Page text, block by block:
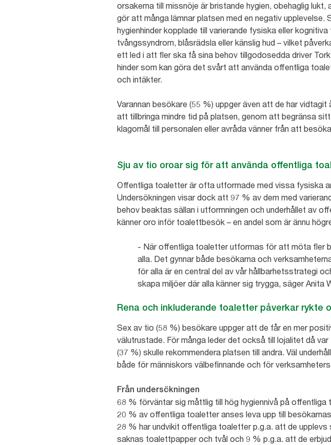
orsakerna till missnöje är bristande hygien, obehaglig
gör att många lämnar platsen med en negativ
hygienhinder kopplade till varierande fysiska eller
tvångssyndrom, blåsrädsla eller känslig hud – vilket
ett led i att fler ska få sina behov tillgodosedda driver
hinder som kan göra det svårt att använda offentliga
och intäkter.
Varannan besökare (55 %) uppger även att de har
att tillbringa mindre tid på platsen, genom att begränsa
klagomål till personalen eller avråda vänner från att
Sju av tio oroar sig för att använda offentliga
Offentliga toaletter är ofta utformade med vissa fysiska
Undersökningen visar dock att 97 % av dem med
behov beaktas sällan i utformningen och underhållet av
känner oro inför toalettbesök – en andel som är ännu
- När offentliga toaletter utformas för att möta fler
alla. Det gynnar både besökarna och
för alla är en central del av vår hållbarhetsstrategi
skapa miljöer där alla känner sig trygga, säger
Rena och inkluderande toaletter påverkar rykte
Sex av tio (58 %) besökare uppger att de får en mer
välutrustade. För många leder det också till lojalitet då
(37 %) skulle rekommendera platsen till andra. Väl
både för människors välbefinnande och för
Från undersökningen
68 % förväntar sig måttlig till hög hygiennivå på offentliga
20 % av offentliga toaletter anses leva upp till
28 % har undvikit offentliga toaletter p.g.a. att de
saknas toalettpapper och tvål och 9 % p.g.a. att de